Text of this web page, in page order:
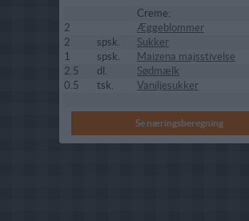
Creme:
2
Æggeblommer
2
spsk.
Sukker
1
spsk.
Maizena majsstivelse
2.5
dl.
Sødmælk
0.5
tsk. Vaniljesukker
Se næringsberegning